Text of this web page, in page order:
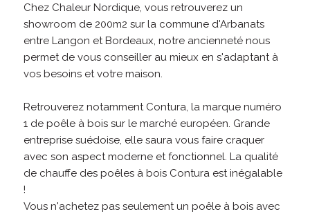
Chez Chaleur Nordique, vous retrouverez un
showroom de 200m2 sur la commune d'Arbanats
entre Langon et Bordeaux, notre ancienneté nous
permet de vous conseiller au mieux en s'adaptant à
vos besoins et votre maison.
Retrouverez notamment Contura, la marque numéro
1 de poêle à bois sur le marché européen. Grande
entreprise suédoise, elle saura vous faire craquer
avec son aspect moderne et fonctionnel. La qualité
de chauffe des poêles à bois Contura est inégalable
!
Vous n'achetez pas seulement un poêle à bois avec